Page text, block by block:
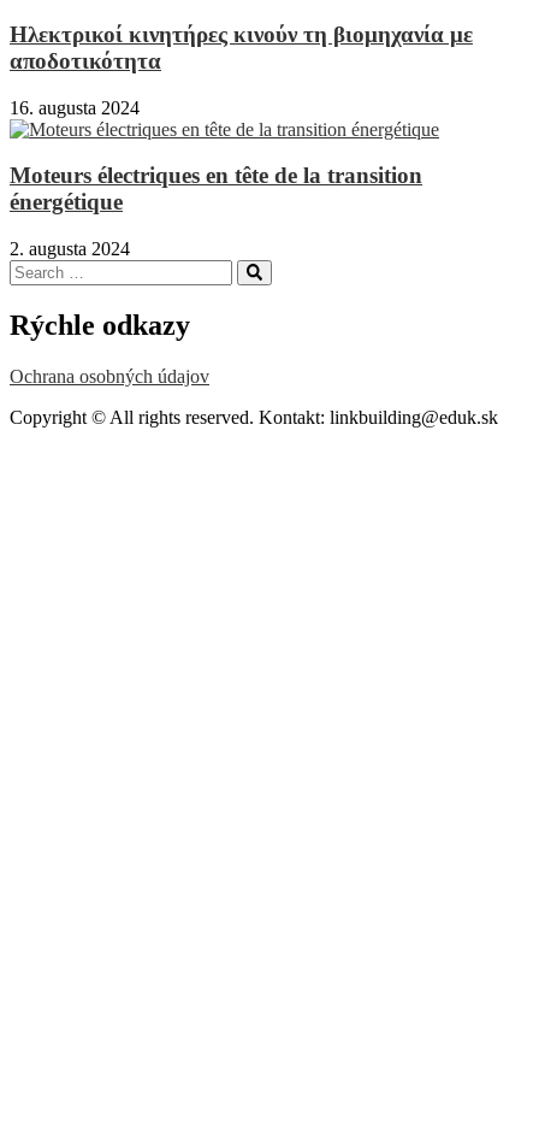
Ηλεκτρικοί κινητήρες κινούν τη βιομηχανία με
αποδοτικότητα
16. augusta 2024
Moteurs électriques en tête de la transition
énergétique
2. augusta 2024
Search
for:
Search
Rýchle odkazy
Ochrana osobných údajov
Copyright © All rights reserved. Kontakt: linkbuilding@eduk.sk